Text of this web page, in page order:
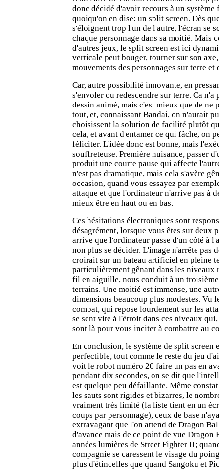
donc décidé d'avoir recours à un système
quoiqu'on en dise: un split screen. Dès
s'éloignent trop l'un de l'autre, l'écran se
chaque personnage dans sa moitié. Mais
d'autres jeux, le split screen est ici
verticale peut bouger, tourner sur son
mouvements des personnages sur terre et
Car, autre possibilité innovante, en
s'envoler ou redescendre sur terre. Ca
dessin animé, mais c'est mieux que de ne
tout, et, connaissant Bandai, on n'aurait
choisissent la solution de facilité plutôt
cela, et avant d'entamer ce qui fâche, on
féliciter. L'idée donc est bonne, mais
souffreteuse. Première nuisance, passer
produit une courte pause qui affecte
n'est pas dramatique, mais cela s'avère
occasion, quand vous essayez par
attaque et que l'ordinateur n'arrive pas à
mieux être en haut ou en bas.
Ces hésitations électroniques sont
désagrément, lorsque vous êtes sur deux
arrive que l'ordinateur passe d'un côté à
non plus se décider. L'image n'arrête pas
croirait sur un bateau artificiel en pleine
particulièrement gênant dans les niveaux
fil en aiguille, nous conduit à un
terrains. Une moitié est immense, une
dimensions beaucoup plus modestes. Vu
combat, qui repose lourdement sur les
se sent vite à l'étroit dans ces niveaux
sont là pour vous inciter à combattre au
En conclusion, le système de split screen
perfectible, tout comme le reste du jeu
voit le robot numéro 20 faire un pas en
pendant dix secondes, on se dit que
est quelque peu défaillante. Même
les sauts sont rigides et bizarres, le
vraiment très limité (la liste tient en un
coups par personnage), ceux de base
extravagant que l'on attend de Dragon
d'avance mais de ce point de vue Dragon
années lumières de Street Fighter II;
compagnie se caressent le visage du
plus d'étincelles que quand Sangoku et